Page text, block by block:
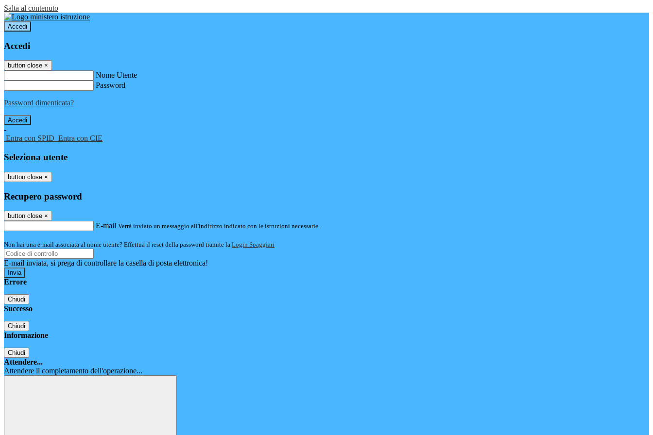
Salta al contenuto
Accedi
Accedi
button close ×
Nome Utente
Password
Password dimenticata?
-
Entra con SPID Entra con CIE
Seleziona utente
button close ×
Recupero password
button close ×
E-mail Verrà inviato un messaggio all'indirizzo indicato con le istruzioni necessarie.
Non hai una e-mail associata al nome utente? Effettua il reset della password tramite la Login Spaggiari
E-mail inviata, si prega di controllare la casella di posta elettronica!
Errore
Chiudi
Successo
Chiudi
Informazione
Chiudi
Attendere...
Attendere il completamento dell'operazione...